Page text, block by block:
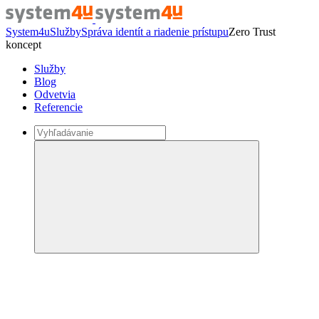
System4uSlužbySpráva identít a riadenie prístupuZero Trust
koncept
Služby
Blog
Odvetvia
Referencie